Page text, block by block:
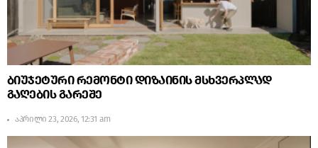
ბიუჯეტური რემონტი დიზაინის მსხვერპლად
გაღების გარეშე
აპრილი 23, 2026, 12:31 am